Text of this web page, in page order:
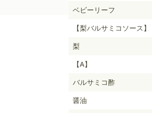
ベビーリーフ
【梨バルサミコソース】
梨
【A】
バルサミコ酢
醤油